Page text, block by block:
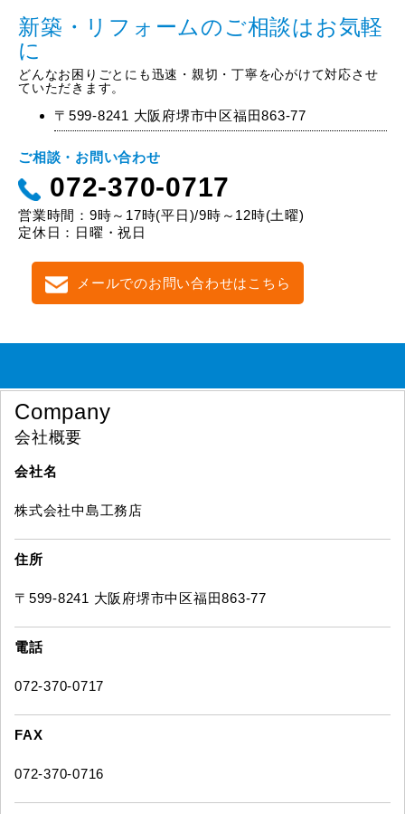
新築・リフォームのご相談はお気軽
に
どんなお困りごとにも迅速・親切・丁寧を心がけて対応させ
ていただきます。
〒599-8241 大阪府堺市中区福田863-77
ご相談・お問い合わせ
072-370-0717
営業時間：9時～17時(平日)/9時～12時(土曜)
定休日：日曜・祝日
メールでのお問い合わせはこちら
Company
会社概要
会社名
株式会社中島工務店
住所
〒599-8241 大阪府堺市中区福田863-77
電話
072-370-0717
FAX
072-370-0716